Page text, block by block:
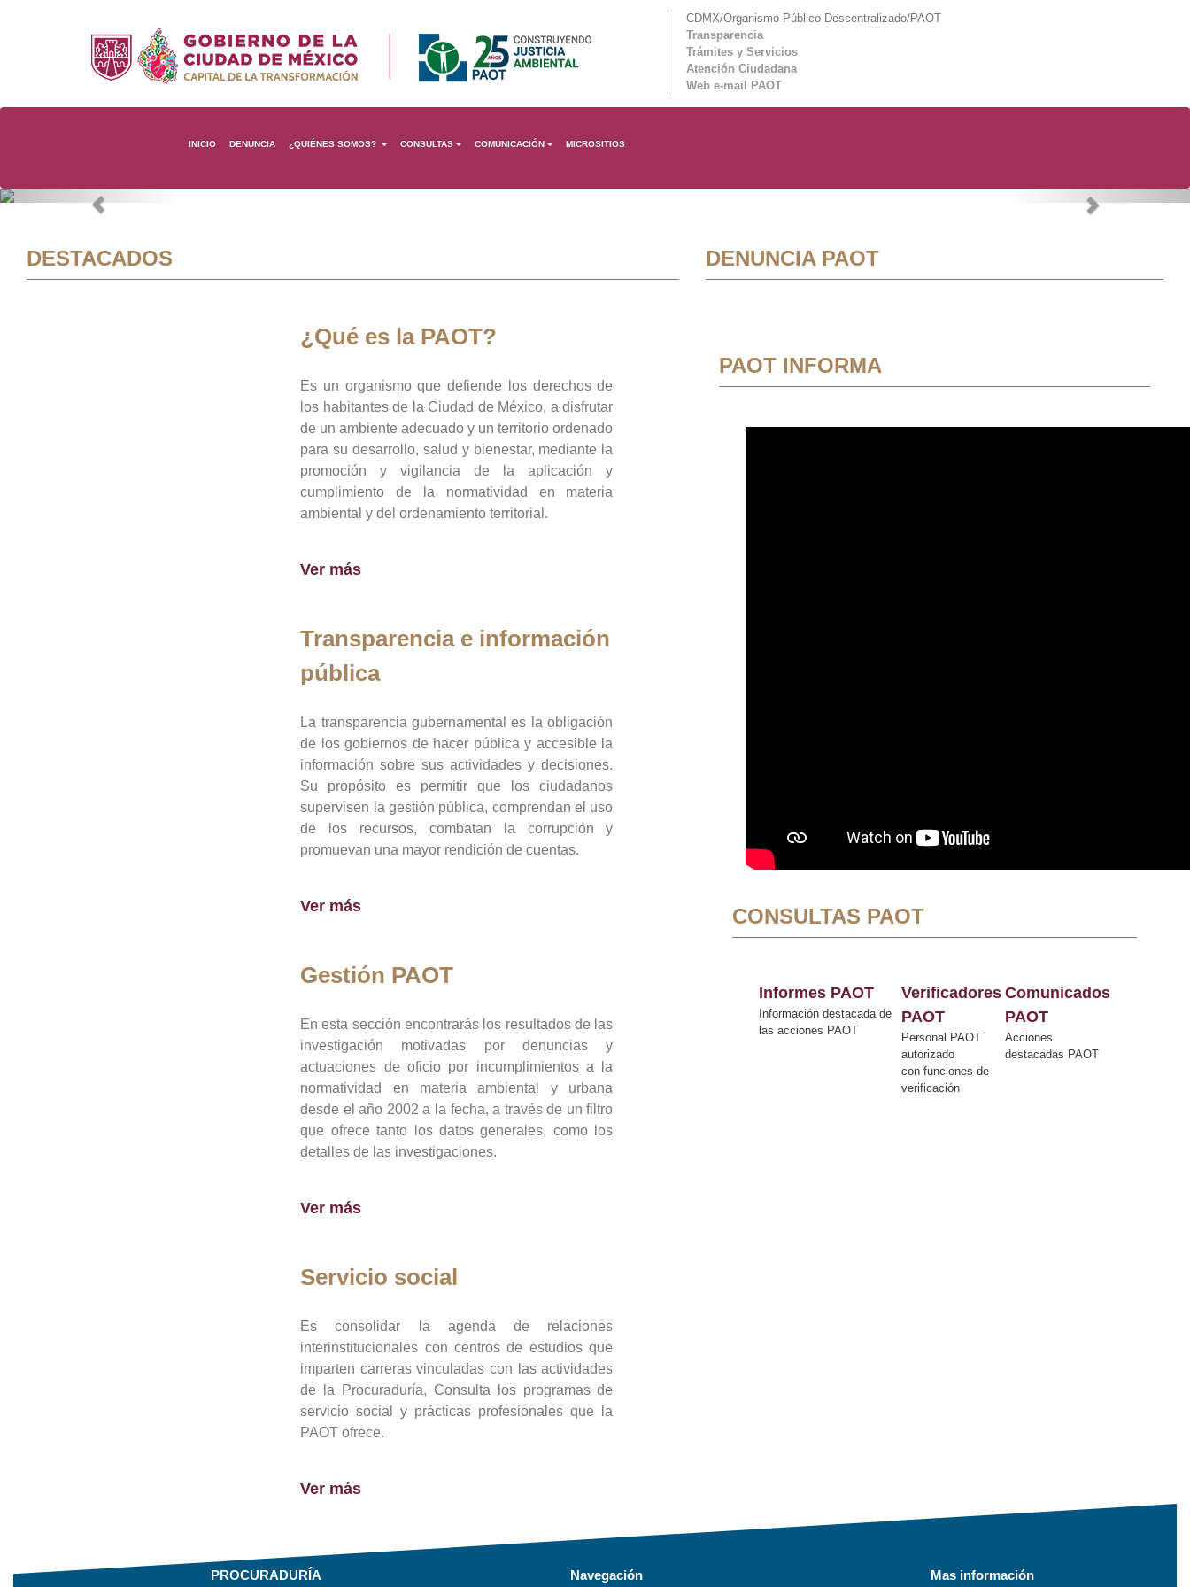
CDMX/Organismo Público Descentralizado/PAOT
Transparencia
Trámites y Servicios
Atención Ciudadana
Web e-mail PAOT
INICIO DENUNCIA ¿QUIÉNES SOMOS? CONSULTAS COMUNICACIÓN MICROSITIOS
Previous Next
DESTACADOS
¿Qué es la PAOT?
Es un organismo que defiende los derechos de
los habitantes de la Ciudad de México, a disfrutar
de un ambiente adecuado y un territorio ordenado
para su desarrollo, salud y bienestar, mediante la
promoción y vigilancia de la aplicación y
cumplimiento de la normatividad en materia
ambiental y del ordenamiento territorial.
Ver más
Transparencia e información
pública
La transparencia gubernamental es la obligación
de los gobiernos de hacer pública y accesible la
información sobre sus actividades y decisiones.
Su propósito es permitir que los ciudadanos
supervisen la gestión pública, comprendan el uso
de los recursos, combatan la corrupción y
promuevan una mayor rendición de cuentas.
Ver más
Gestión PAOT
En esta sección encontrarás los resultados de las
investigación motivadas por denuncias y
actuaciones de oficio por incumplimientos a la
normatividad en materia ambiental y urbana
desde el año 2002 a la fecha, a través de un filtro
que ofrece tanto los datos generales, como los
detalles de las investigaciones.
Ver más
Servicio social
Es consolidar la agenda de relaciones
interinstitucionales con centros de estudios que
imparten carreras vinculadas con las actividades
de la Procuraduría, Consulta los programas de
servicio social y prácticas profesionales que la
PAOT ofrece.
Ver más
DENUNCIA PAOT
PAOT INFORMA
CONSULTAS PAOT
Informes PAOT
Información destacada de
las acciones PAOT
Verificadores
PAOT
Personal PAOT
autorizado
con funciones de
verificación
Comunicados
PAOT
Acciones
destacadas PAOT
PROCURADURÍA Navegación Mas información